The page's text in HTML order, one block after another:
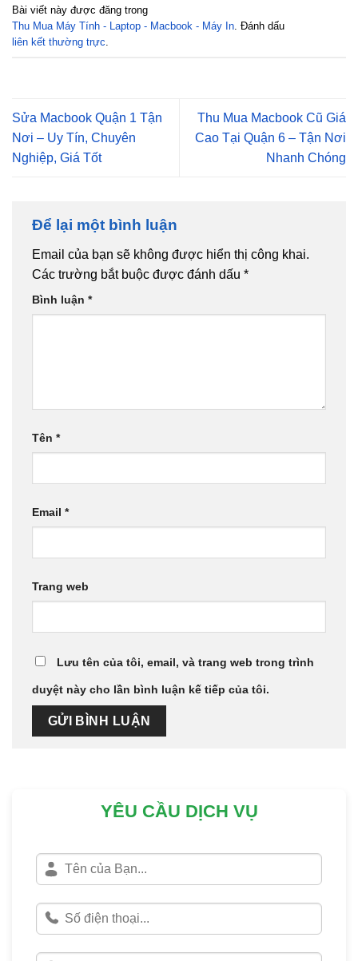
Bài viết này được đăng trong
Thu Mua Máy Tính - Laptop - Macbook - Máy In . Đánh dấu
liên kết thường trực
Sửa Macbook Quận 1 Tận
Nơi – Uy Tín, Chuyên
Nghiệp, Giá Tốt
Thu Mua Macbook Cũ Giá
Cao Tại Quận 6 – Tận Nơi
Nhanh Chóng
Để lại một bình luận
Email của bạn sẽ không được hiển thị công khai.
Các trường bắt buộc được đánh dấu *
Bình luận *
Tên *
Email *
Trang web
Lưu tên của tôi, email, và trang web trong trình
duyệt này cho lần bình luận kế tiếp của tôi.
YÊU CẦU DỊCH VỤ